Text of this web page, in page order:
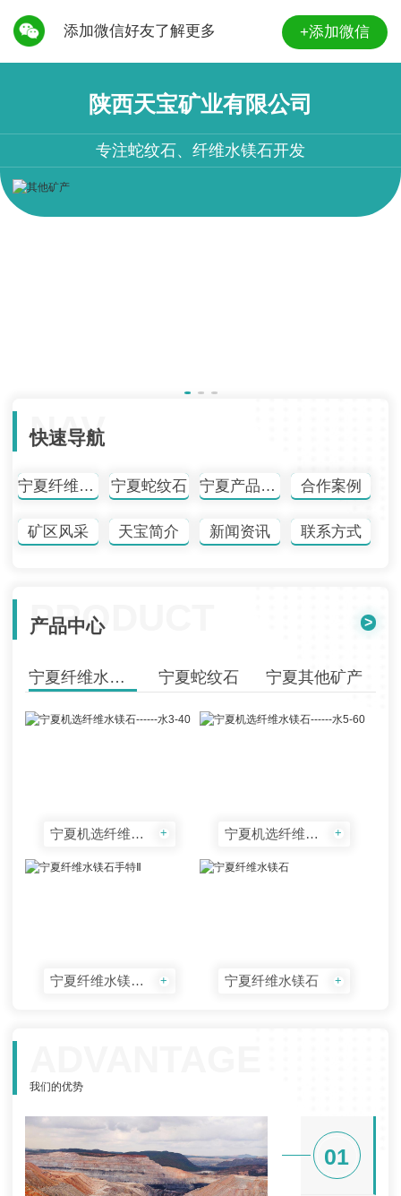
添加微信好友了解更多 +添加微信
陕西天宝矿业有限公司
专注蛇纹石、纤维水镁石开发
NAV
快速导航
宁夏纤维水镁石 宁夏蛇纹石 宁夏产品中心 合作案例
矿区风采 天宝简介 新闻资讯 联系方式
PRODUCT
产品中心 >
宁夏纤维水镁石 宁夏蛇纹石 宁夏其他矿产
宁夏机选纤维水镁石------水3-40 + 宁夏机选纤维水镁石------水5-60 +
宁夏纤维水镁石手特Ⅱ + 宁夏纤维水镁石 +
我们的优势
01